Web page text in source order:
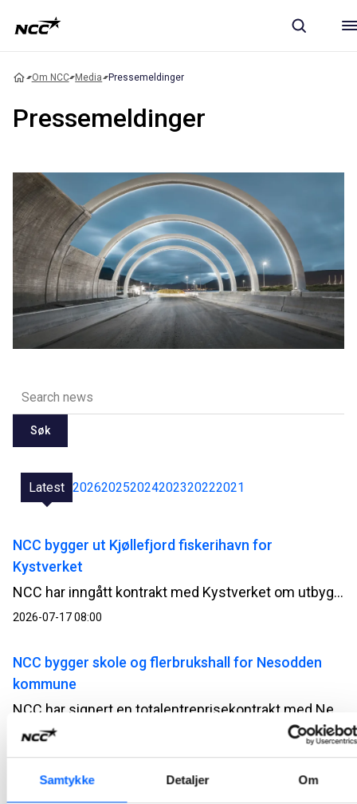
Samtykke Detaljer Om
Om NCC Media Pressemeldinger
Pressemeldinger
Søk
Latest 202620252024202320222021
NCC bygger ut Kjøllefjord fiskerihavn for
Kystverket
NCC har inngått kontrakt med Kystverket om utbygging av Kjøllefjord fiskerihavn i Lebesby kommune i Finnmark. Kontrakten har en verdi på 510 millioner norske kroner.
2026-07-17 08:00
NCC bygger skole og flerbrukshall for Nesodden
kommune
2026-07-07 13:00
NCC bygger Atløysambandet i Vestland